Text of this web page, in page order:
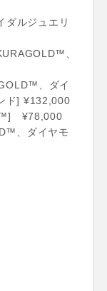
ダルジュエリ
、
、ダイ
ド] ¥132,000
¥78,000
、ダイヤモ